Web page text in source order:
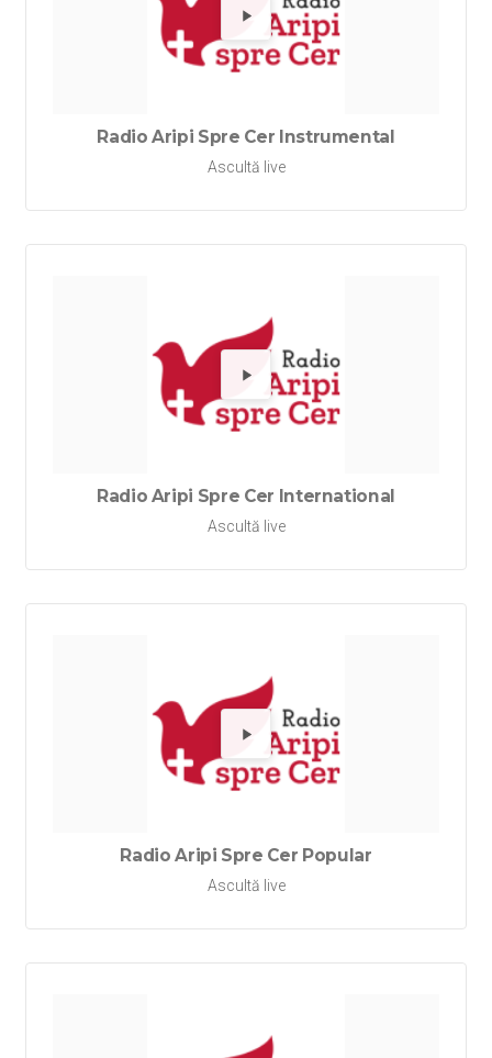
Redă
Radio Aripi Spre Cer Instrumental
Ascultă live
Redă
Radio Aripi Spre Cer International
Ascultă live
Redă
Radio Aripi Spre Cer Popular
Ascultă live